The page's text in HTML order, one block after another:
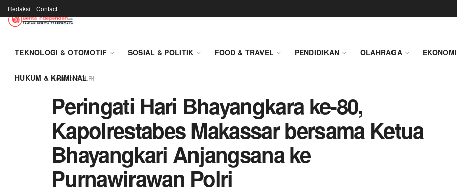
Redaksi Contact
TEKNOLOGI & OTOMOTIF SOSIAL & POLITIK FOOD & TRAVEL PENDIDIKAN OLAHRAGA EKONOMI
HUKUM & KRIMINAL
Home POLRI
Peringati Hari Bhayangkara ke-80,
Kapolrestabes Makassar bersama Ketua
Bhayangkari Anjangsana ke
Purnawirawan Polri